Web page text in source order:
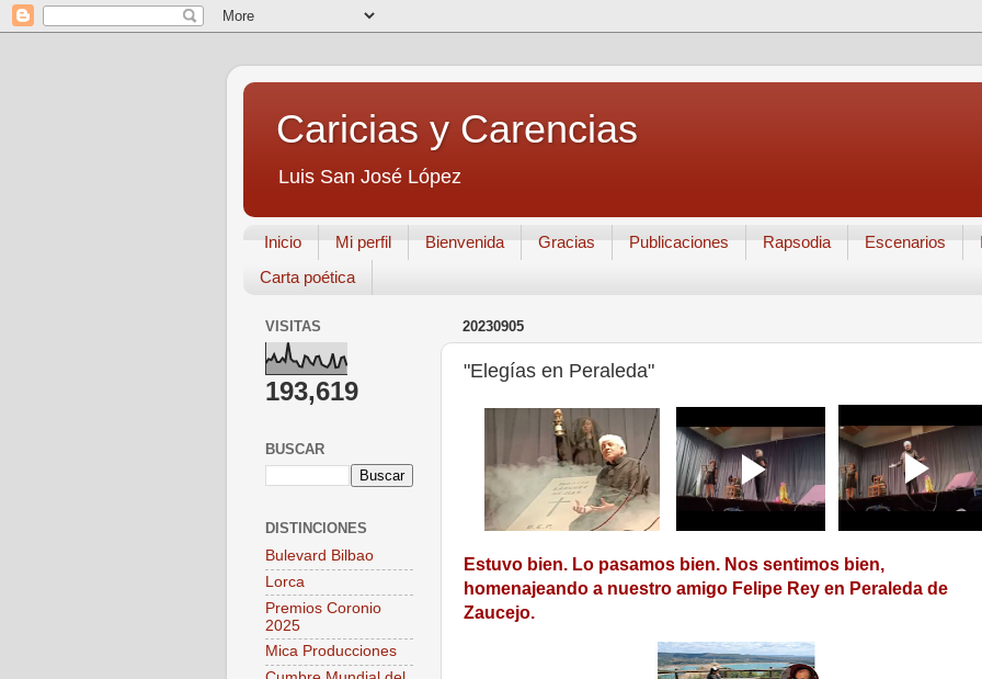
Caricias y Carencias
Luis San José López
Inicio Mi perfil Bienvenida Gracias Publicaciones Rapsodia Escenarios
Carta poética
20230905
"Elegías en Peraleda"
Estuvo bien. Lo pasamos bien. Nos sentimos bien,
homenajeando a nuestro amigo Felipe Rey en Peraleda de
Zaucejo.
VISITAS
193,619
BUSCAR
DISTINCIONES
Bulevard Bilbao
Lorca
Premios Coronio
2025
Mica Producciones